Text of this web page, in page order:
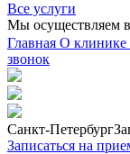
Все услуги
Мы осуществляем
Главная О клинике
звонок
Санкт-Петербург
Записаться на